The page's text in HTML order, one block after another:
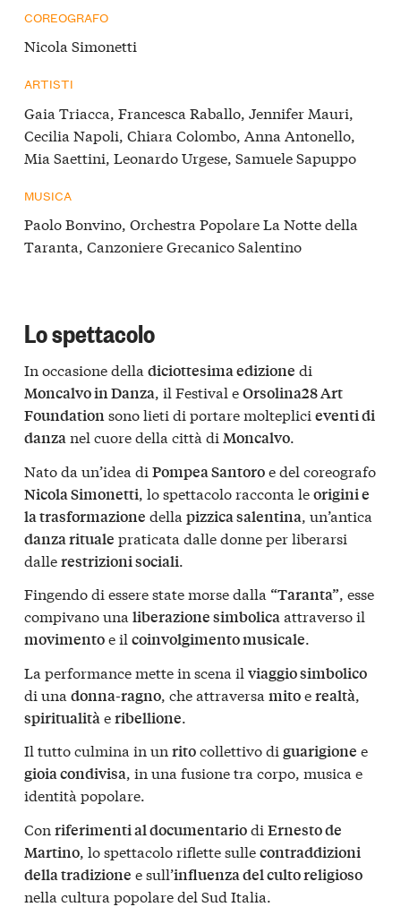
COREOGRAFO
Nicola Simonetti
ARTISTI
Gaia Triacca, Francesca Raballo, Jennifer Mauri,
Cecilia Napoli, Chiara Colombo, Anna Antonello,
Mia Saettini, Leonardo Urgese, Samuele Sapuppo
MUSICA
Paolo Bonvino, Orchestra Popolare La Notte della
Taranta, Canzoniere Grecanico Salentino
Lo spettacolo
In occasione della diciottesima edizione di
Moncalvo in Danza, il Festival eOrsolina28 Art
Foundationsono lieti di portare molteplici eventi di
danzanel cuore della città di Moncalvo.
Nato da un’idea di Pompea Santoroe del coreografo
Nicola Simonetti , lo spettacolo racconta leorigini e
la trasformazione della pizzica salentina , un’antica
danza rituale praticata dalle donne per liberarsi
dallerestrizioni sociali
Fingendo di essere state morse dalla “Taranta”, esse
compivano una liberazione simbolicaattraverso il
movimentoe il coinvolgimento musicale.
La performance mette in scena il viaggio simbolico
di una donna-ragno, che attraversa mitoerealtà,
spiritualitàeribellione.
Il tutto culmina in un ritocollettivo di guarigione e
gioia condivisa, in una fusione tra corpo, musica e
identità popolare.
Con riferimenti al documentariodi Ernesto de
Martino, lo spettacolo riflette sullecontraddizioni
della tradizione e sull’influenza del culto religioso
nella cultura popolare del Sud Italia.